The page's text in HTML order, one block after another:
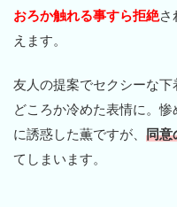
おろか触れる事すら拒絶さ
えます。
友人の提案でセクシーな
どころか冷めた表情に。
に誘惑した薫ですが、 同意
てしまいます。